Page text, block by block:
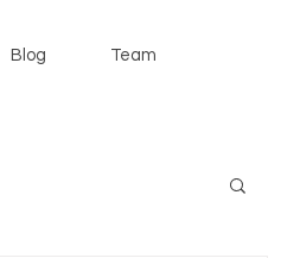
Blog Team